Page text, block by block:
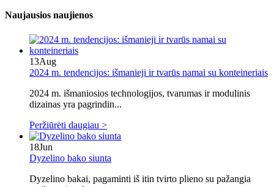
Naujausios naujienos
13Aug
2024 m. tendencijos: išmanieji ir tvarūs namai su konteineriais
2024 m. išmaniosios technologijos, tvarumas ir modulinis
dizainas yra pagrindin...
Peržiūrėti daugiau >
18Jun
Dyzelino bako siunta
Dyzelino bakai, pagaminti iš itin tvirto plieno su pažangia